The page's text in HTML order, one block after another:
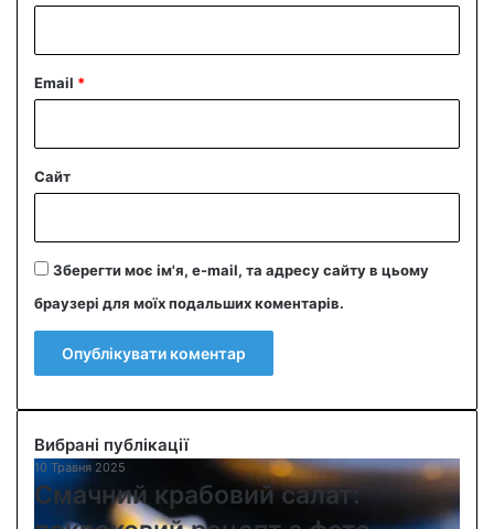
Email *
Сайт
Зберегти моє ім'я, e-mail, та адресу сайту в цьому
браузері для моїх подальших коментарів.
Вибрані публікації
С
м
10 Травня 2025
Смачний крабовий салат: